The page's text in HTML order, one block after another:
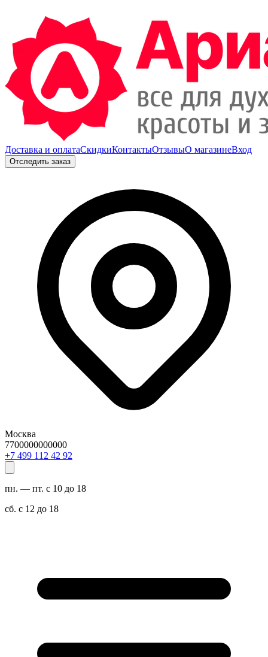
Доставка и оплатаСкидкиКонтактыОтзывыО магазинеВход
Отследить заказ
Москва
7700000000000
29 24 211 994 7+
пн. — пт. с 10 до 18
сб. с 12 до 18